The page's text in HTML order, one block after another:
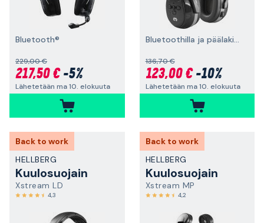
Bluetooth®
229,00 €
217,50 €-5%
Lähetetään ma 10. elokuuta
Bluetoothilla ja päälakisangalla
136,70 €
123,00 €-10%
Lähetetään ma 10. elokuuta
Back to work
HELLBERG
Kuulosuojain
Xstream LD
4,3
Back to work
HELLBERG
Kuulosuojain
Xstream MP
4,2